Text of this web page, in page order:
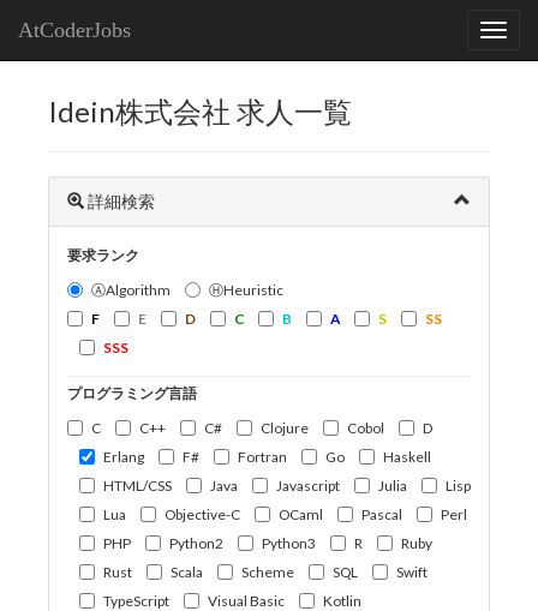
AtCoderJobs
Idein株式会社 求人一覧
詳細検索
要求ランク
ⒶAlgorithm
ⒽHeuristic
F
E D C B A S
SS
SSS
プログラミング言語
C
C++ C# Clojure Cobol
D
Erlang
F# Fortran Go
Haskell
HTML/CSS
Java Javascript Julia
Lisp
Lua
Objective-C OCaml Pascal
Perl
PHP
Python2 Python3 R
Ruby
Rust
Scala Scheme SQL
Swift
TypeScript
Visual Basic Kotlin